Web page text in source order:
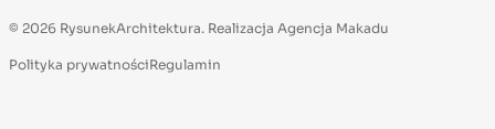
© 2026 RysunekArchitektura. Realizacja Agencja Makadu
Polityka prywatnościRegulamin